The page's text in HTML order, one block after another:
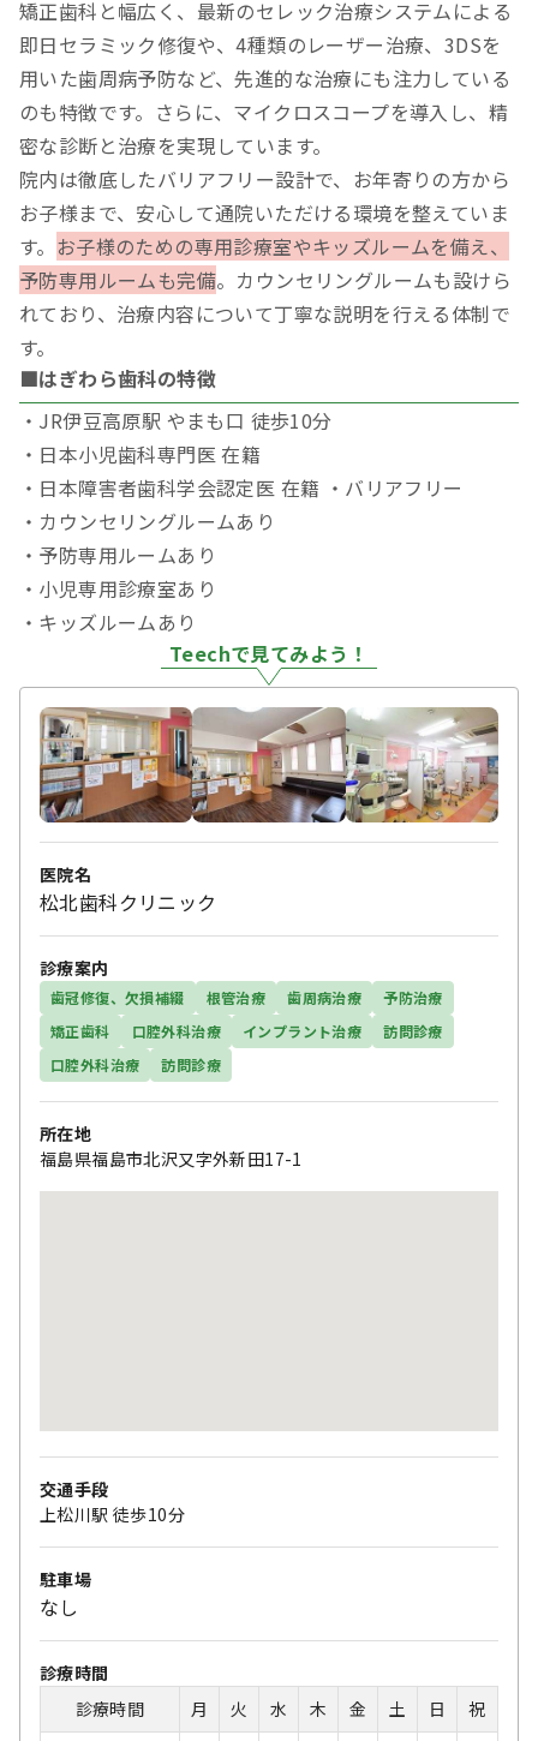
矯正歯科と幅広く、最新のセレック治療システムによる
即日セラミック修復や、4種類のレーザー治療、3DSを
用いた歯周病予防など、先進的な治療にも注力している
のも特徴です。さらに、マイクロスコープを導入し、精
密な診断と治療を実現しています。
院内は徹底したバリアフリー設計で、お年寄りの方から
お子様まで、安心して通院いただける環境を整えていま
す。 お子様のための専用診療室やキッズルームを備え、
予防専用ルームも完備。カウンセリングルームも設けら
れており、治療内容について丁寧な説明を行える体制で
す。
■はぎわら歯科の特徴
・JR伊豆高原駅 やまも口 徒歩10分
・日本小児歯科専門医 在籍
・日本障害者歯科学会認定医 在籍 ・バリアフリー
・カウンセリングルームあり
・予防専用ルームあり
・小児専用診療室あり
・キッズルームあり
Teechで見てみよう！
医院名
松北歯科クリニック
診療案内
歯冠修復、欠損補綴 根管治療 歯周病治療
予防治療
矯正歯科
口腔外科治療 インプラント治療
訪問診療
口腔外科治療
訪問診療
所在地
福島県福島市北沢又字外新田17-1
交通手段
上松川駅 徒歩10分
駐車場
なし
診療時間
診療時間
月 火 水 木 金 土 日
祝